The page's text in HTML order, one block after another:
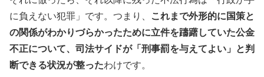
に負えない犯罪」です。つまり、
これまで外形的に国策と
の関係がわかりづらかったために立件を躊躇していた公金
不正について、司法サイドが「刑事罰を与えてよい」と判
断できる状況が整ったわけです。